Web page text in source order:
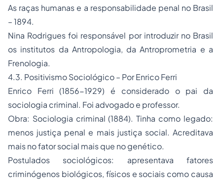
As raças humanas e a responsabilidade penal no Brasil
– 1894.
Nina Rodrigues foi responsável por introduzir no Brasil
os institutos da Antropologia, da Antroprometria e a
Frenologia.
4.3. Positivismo Sociológico – Por Enrico Ferri
Enrico Ferri (1856-1929) é considerado o pai da
sociologia criminal. Foi advogado e professor.
Obra: Sociologia criminal (1884). Tinha como legado:
menos justiça penal e mais justiça social. Acreditava
mais no fator social mais que no genético.
Postulados sociológicos: apresentava fatores
criminógenos biológicos, físicos e sociais como causa